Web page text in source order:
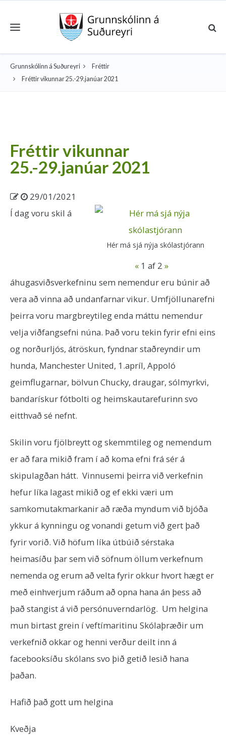
Toggle navigation
Grunnskólinn á Suðureyri
Fréttir
Fréttir vikunnar 25.-29.janúar 2021
Fréttir vikunnar
25.-29.janúar 2021
29/01/2021
Hér má sjá nýja skólastjórann
« 1 af 2 »
Í dag voru skil á
áhugasviðsverkefninu sem nemendur eru búnir að
vera að vinna að undanfarnar vikur. Umfjöllunarefni
þeirra voru margbreytileg enda máttu nemendur
velja viðfangsefni núna. Það voru tekin fyrir efni eins
og norðurljós, átröskun, fyndnar staðreyndir um
hunda, Manchester United, 1.apríl, Appoló
geimflugarnar, bölvun Chucky, draugar, sólmyrkvi,
bandarískur fótbolti og heimskautarefurinn svo
eitthvað sé nefnt.
Skilin voru fjölbreytt og skemmtileg og nemendum
er að fara mikið fram í að koma efni frá sér á
skipulagðan hátt. Vinnusemi þeirra við verkefnin
hefur líka lagast mikið og ef ekki væri um
samkomutakmarkanir að ræða myndum við bjóða
ykkur á kynningu og vonandi getum við gert það
fyrir vorið. Við höfum líka útbúið sérstaka
heimasíðu þar sem við söfnum öllum verkefnum
nemenda og erum að velta fyrir okkur hvort hægt er
með einhverjum ráðum að opna hana án þess að
það stangist á við persónuverndarlög. Um helgina
mun birtast grein í veftímaritinu Skólaþræðir um
verkefnið okkar og henni verður deilt inn á
facebooksíðu skólans svo þið getið lesið hana
þaðan.
Hafið það gott um helgina
Kveðja